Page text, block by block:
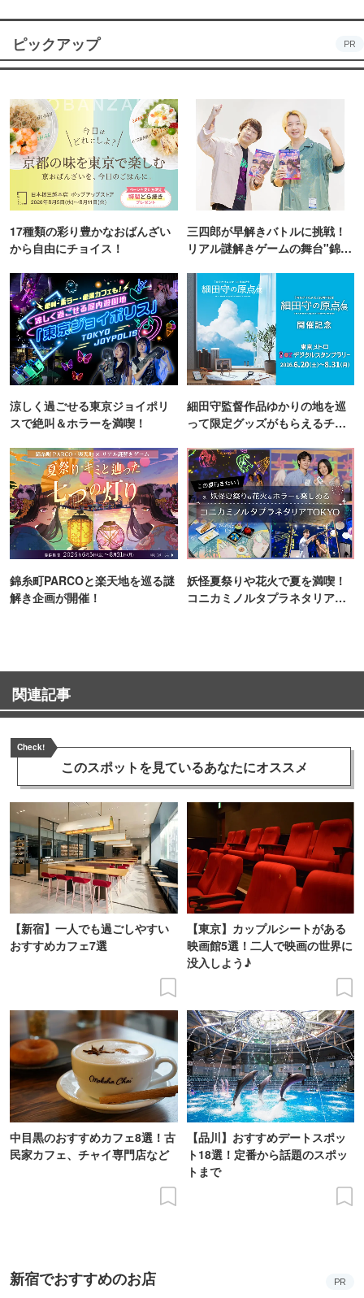
ピックアップ PR
17種類の彩り豊かなおばんざい
から自由にチョイス！
三四郎が早解きバトルに挑戦！
リアル謎解きゲームの舞台"錦糸
涼しく過ごせる東京ジョイポリ
スで絶叫＆ホラーを満喫！
細田守監督作品ゆかりの地を巡
って限定グッズがもらえるチャ
錦糸町PARCOと楽天地を巡る謎
解き企画が開催！
妖怪夏祭りや花火で夏を満喫！
コニカミノルタプラネタリア
関連記事
Check!
このスポットを見ているあなたにオススメ
【新宿】一人でも過ごしやすい
おすすめカフェ7選
【東京】カップルシートがある
映画館5選！二人で映画の世界に
没入しよう♪
中目黒のおすすめカフェ8選！古
民家カフェ、チャイ専門店など
【品川】おすすめデートスポッ
ト18選！定番から話題のスポッ
トまで
新宿でおすすめのお店 PR